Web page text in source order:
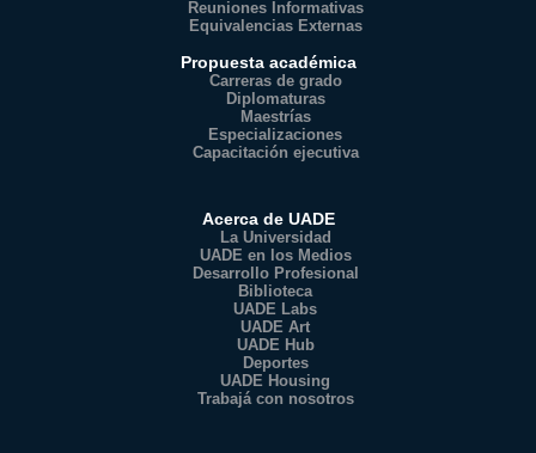
Reuniones Informativas
Equivalencias Externas
Propuesta académica
Carreras de grado
Diplomaturas
Maestrías
Especializaciones
Capacitación ejecutiva
Acerca de UADE
La Universidad
UADE en los Medios
Desarrollo Profesional
Biblioteca
UADE Labs
UADE Art
UADE Hub
Deportes
UADE Housing
Trabajá con nosotros